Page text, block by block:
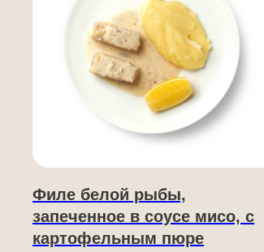
Филе белой рыбы,
запеченное в соусе мисо, c
картофельным пюре